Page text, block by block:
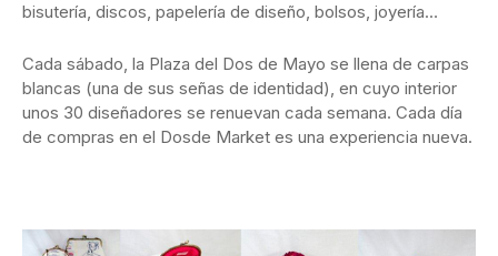
bisutería, discos, papelería de diseño, bolsos, joyería…
Cada sábado, la Plaza del Dos de Mayo se llena de carpas
blancas (una de sus señas de identidad), en cuyo interior
unos 30 diseñadores se renuevan cada semana. Cada día
de compras en el Dosde Market es una experiencia nueva.